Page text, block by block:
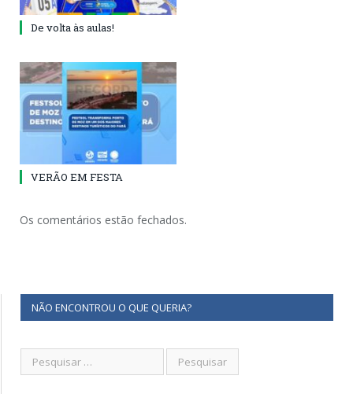
De volta às aulas!
VERÃO EM FESTA
Os comentários estão fechados.
NÃO ENCONTROU O QUE QUERIA?